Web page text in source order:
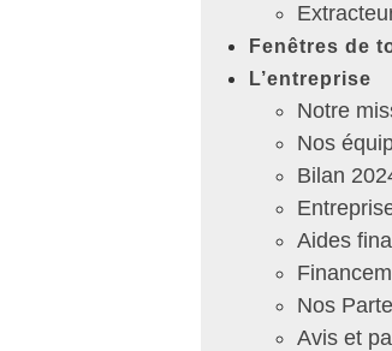
Fenêtres de
L’entreprise
Notre
Nos
Bilan
Aides
Nos
Avis et